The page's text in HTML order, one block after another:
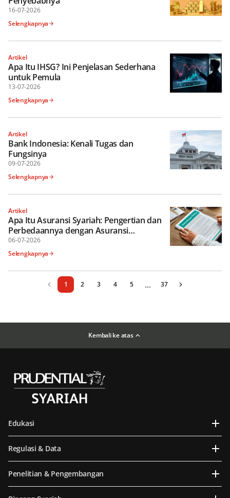
16-07-2026
Selengkapnya
Artikel
Apa Itu IHSG? Ini Penjelasan Sederhana
untuk Pemula
13-07-2026
Selengkapnya
Artikel
Bank Indonesia: Kenali Tugas dan
Fungsinya
09-07-2026
Selengkapnya
Artikel
Apa Itu Asuransi Syariah: Pengertian dan
Perbedaannya dengan Asuransi
Konvensional
06-07-2026
Selengkapnya
1 2 3 4 5 ... 37
Kembali ke atas
Edukasi
Regulasi & Data
Penelitian & Pengembangan